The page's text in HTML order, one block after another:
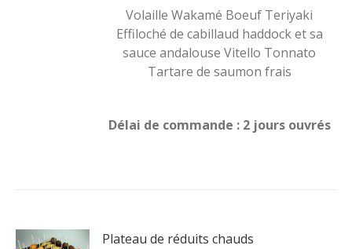
Volaille Wakamé Boeuf Teriyaki
Effiloché de cabillaud haddock et sa
sauce andalouse Vitello Tonnato
Tartare de saumon frais
Délai de commande : 2 jours ouvrés
Plateau de réduits chauds